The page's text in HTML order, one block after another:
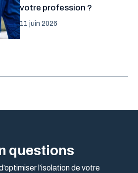
votre profession ?
11 juin 2026
questions
l’isolation de votre